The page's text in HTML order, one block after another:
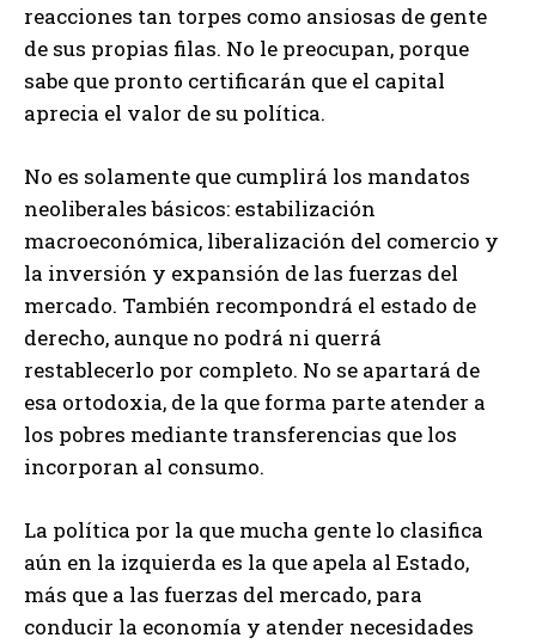
reacciones tan torpes como ansiosas de gente
de sus propias filas. No le preocupan, porque
sabe que pronto certificarán que el capital
aprecia el valor de su política.
No es solamente que cumplirá los mandatos
neoliberales básicos: estabilización
macroeconómica, liberalización del comercio y
la inversión y expansión de las fuerzas del
mercado. También recompondrá el estado de
derecho, aunque no podrá ni querrá
restablecerlo por completo. No se apartará de
esa ortodoxia, de la que forma parte atender a
los pobres mediante transferencias que los
incorporan al consumo.
La política por la que mucha gente lo clasifica
aún en la izquierda es la que apela al Estado,
más que a las fuerzas del mercado, para
conducir la economía y atender necesidades